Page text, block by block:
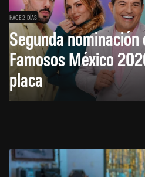
HACE 2 DÍAS
Segunda nominación
Famosos México
placa